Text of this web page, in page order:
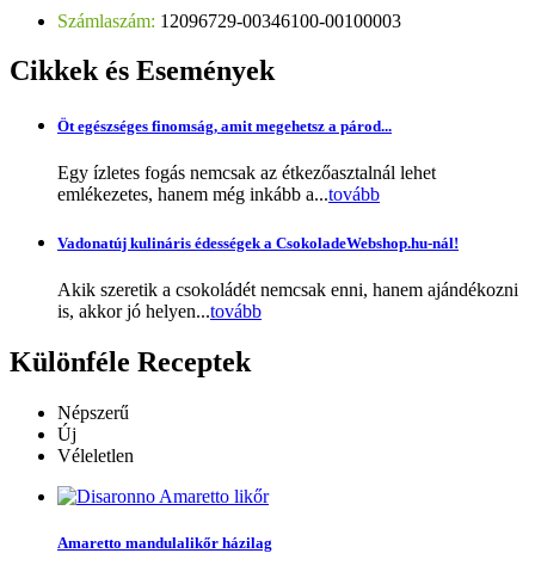
Számlaszám: 12096729-00346100-00100003
Cikkekés Események
Öt egészséges finomság, amit megehetsz a párod...
Egy ízletes fogás nemcsak az étkezőasztalnál lehet
emlékezetes, hanem még inkább a...tovább
Vadonatúj kulináris édességek a CsokoladeWebshop.hu-nál!
Akik szeretik a csokoládét nemcsak enni, hanem ajándékozni
is, akkor jó helyen...tovább
Különféle Receptek
Népszerű
Új
Véleletlen
Amaretto mandulalikőr házilag